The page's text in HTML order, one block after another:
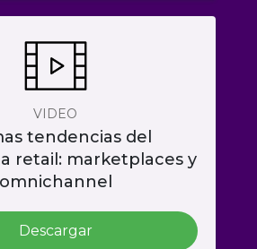
VIDEO
tendencias del
retail: marketplaces y
omnichannel
Descargar